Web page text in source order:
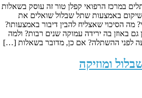
במרכז הרפואי קפלן טור זה עוסק בשאלות
באמצעות שתל שבלול שואלים את
הסיכוי שאצליח להבין דיבור באמצעותו?
באוזן בה ירידה עמוקה שנים רבות? ולמה
לפני ההשתלה? אם כן, מדובר בשאלות […]
ומוזיקה